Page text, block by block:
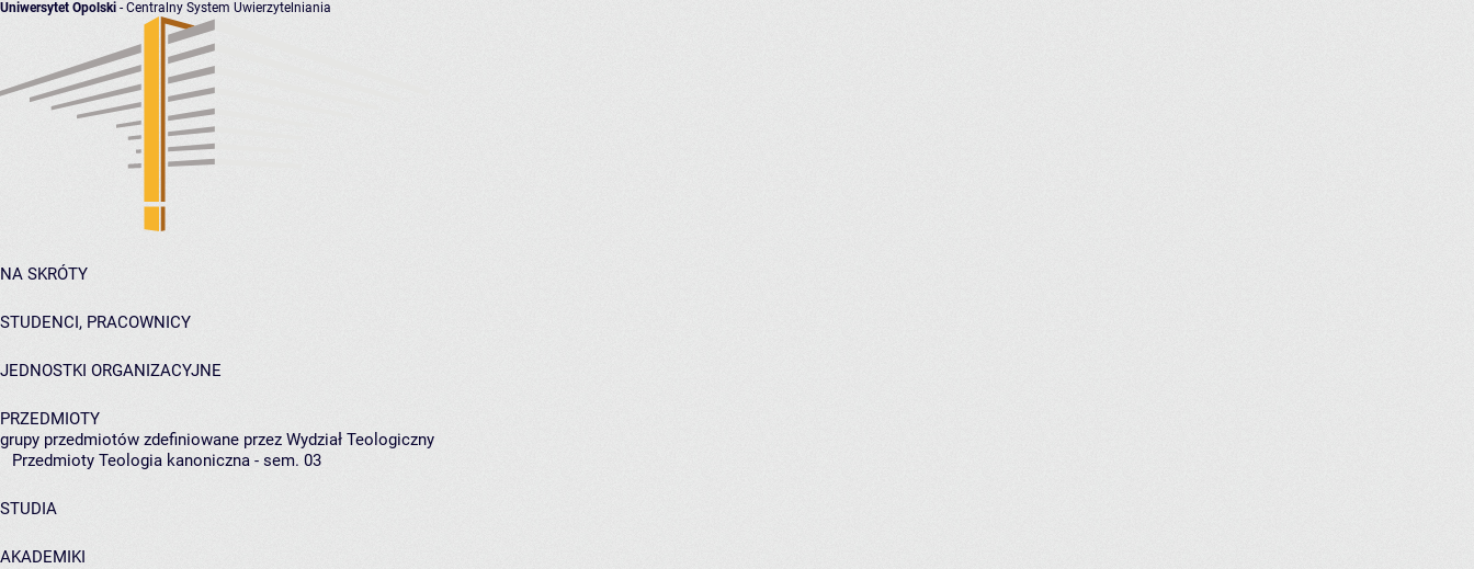
Uniwersytet Opolski - Centralny System Uwierzytelniania
NA SKRÓTY
STUDENCI, PRACOWNICY
JEDNOSTKI ORGANIZACYJNE
PRZEDMIOTY
grupy przedmiotów zdefiniowane przez Wydział Teologiczny
Przedmioty Teologia kanoniczna - sem. 03
STUDIA
AKADEMIKI